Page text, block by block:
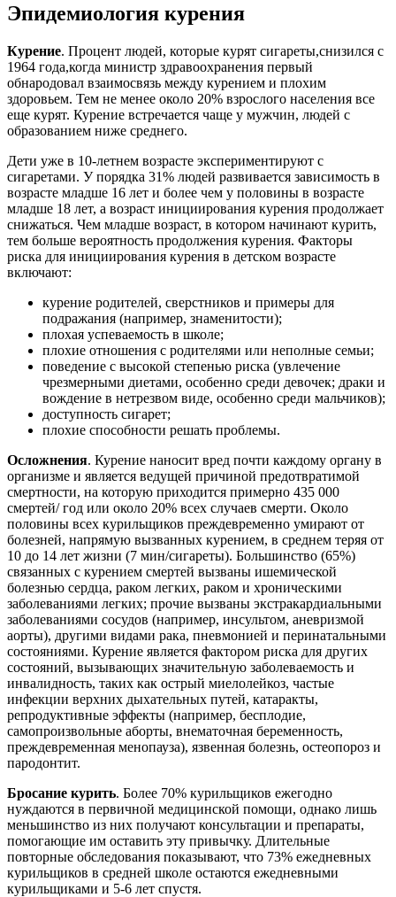
Эпидемиология курения
Курение. Процент людей, которые курят сигареты,снизился с
1964 года,когда министр здравоохранения первый
обнародовал взаимосвязь между курением и плохим
здоровьем. Тем не менее около 20% взрослого населения все
еще курят. Курение встречается чаще у мужчин, людей с
образованием ниже среднего.
Дети уже в 10-летнем возрасте экспериментируют с
сигаретами. У порядка 31% людей развивается зависимость в
возрасте младше 16 лет и более чем у половины в возрасте
младше 18 лет, а возраст инициирования курения продолжает
снижаться. Чем младше возраст, в котором начинают курить,
тем больше вероятность продолжения курения. Факторы
риска для инициирования курения в детском возрасте
включают:
курение родителей, сверстников и примеры для
подражания (например, знаменитости);
плохая успеваемость в школе;
плохие отношения с родителями или неполные семьи;
поведение с высокой степенью риска (увлечение
чрезмерными диетами, особенно среди девочек; драки и
вождение в нетрезвом виде, особенно среди мальчиков);
доступность сигарет;
плохие способности решать проблемы.
Осложнения. Курение наносит вред почти каждому органу в
организме и является ведущей причиной предотвратимой
смертности, на которую приходится примерно 435 000
смертей/ год или около 20% всех случаев смерти. Около
половины всех курильщиков преждевременно умирают от
болезней, напрямую вызванных курением, в среднем теряя от
10 до 14 лет жизни (7 мин/сигареты). Большинство (65%)
связанных с курением смертей вызваны ишемической
болезнью сердца, раком легких, раком и хроническими
заболеваниями легких; прочие вызваны экстракардиальными
заболеваниями сосудов (например, инсультом, аневризмой
аорты), другими видами рака, пневмонией и перинатальными
состояниями. Курение является фактором риска для других
состояний, вызывающих значительную заболеваемость и
инвалидность, таких как острый миелолейкоз, частые
инфекции верхних дыхательных путей, катаракты,
репродуктивные эффекты (например, бесплодие,
самопроизвольные аборты, внематочная беременность,
преждевременная менопауза), язвенная болезнь, остеопороз и
пародонтит.
Бросание курить. Более 70% курильщиков ежегодно
нуждаются в первичной медицинской помощи, однако лишь
меньшинство из них получают консультации и препараты,
помогающие им оставить эту привычку. Длительные
повторные обследования показывают, что 73% ежедневных
курильщиков в средней школе остаются ежедневными
курильщиками и 5-6 лет спустя.